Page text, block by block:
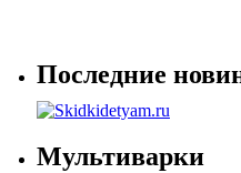
Последние
Мультиварки